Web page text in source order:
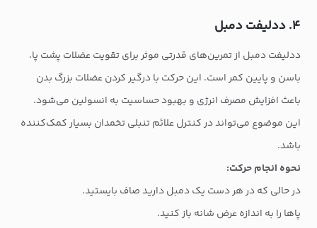
۴. ددلیفت دمبل
ددلیفت دمبل از تمرین‌های قدرتی موثر برای تقویت عضلات پشت پا،
باسن و پایین کمر است. این حرکت با درگیر کردن عضلات بزرگ بدن
باعث افزایش مصرف انرژی و بهبود حساسیت به انسولین می‌شود.
این موضوع می‌تواند در کنترل علائم تنبلی تخمدان بسیار کمک‌کننده
باشد.
نحوه انجام حرکت:
در حالی که در هر دست یک دمبل دارید صاف بایستید.
پاها را به اندازه عرض شانه باز کنید.